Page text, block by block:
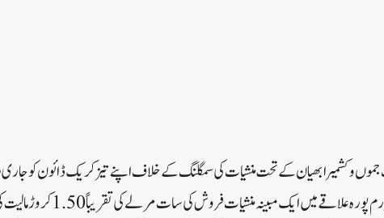
و کشمیر ابھیان کے تحت منشیات کی سمگلنگ کے خلاف اپنے تیز کریک ڈائون کو
نے پیر کے روز شہر کے پارم پورہ